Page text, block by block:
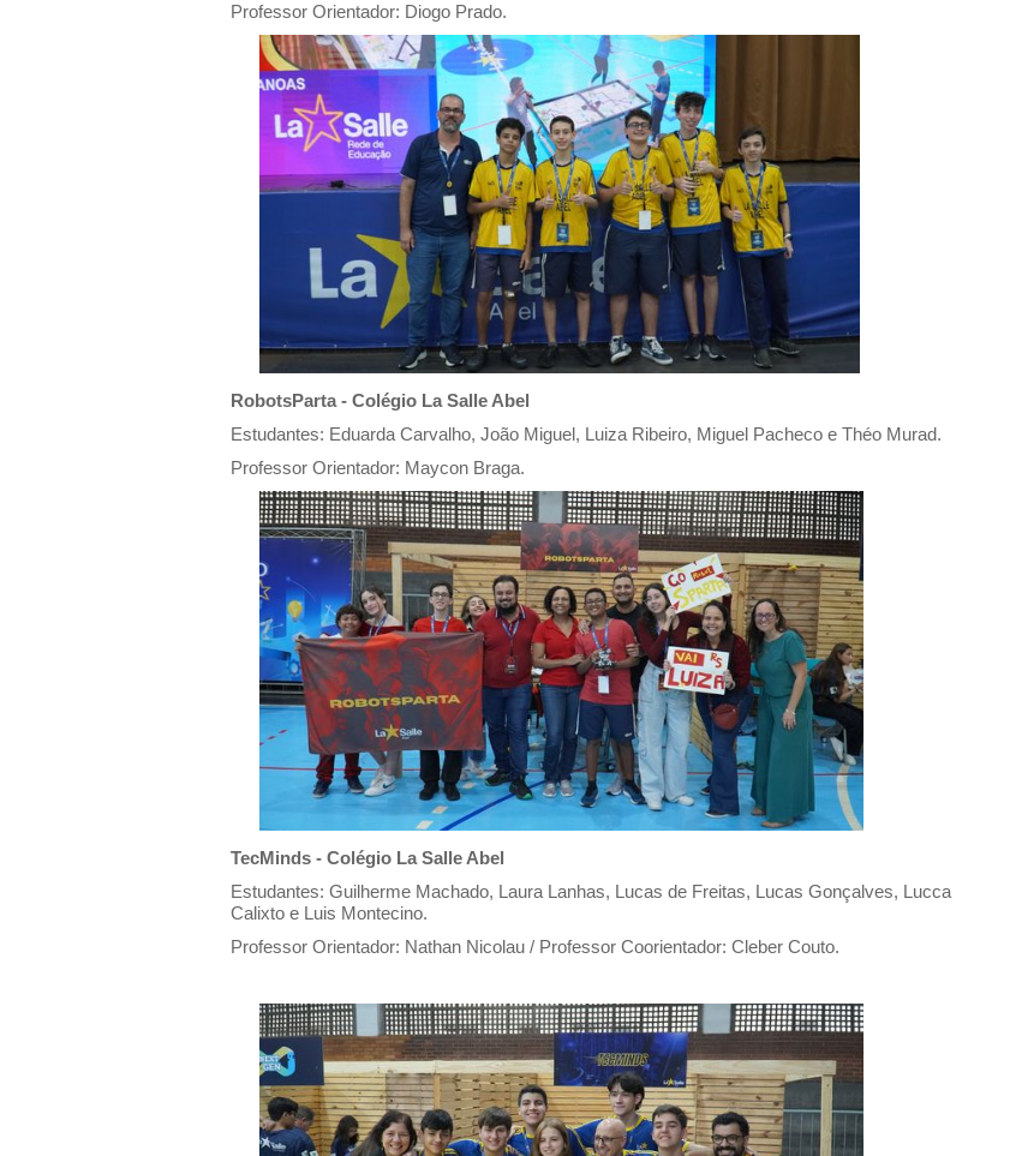
Professor Orientador: Diogo Prado.
RobotsParta - Colégio La Salle Abel
Estudantes: Eduarda Carvalho, João Miguel, Luiza Ribeiro, Miguel Pacheco e Théo Murad.
Professor Orientador: Maycon Braga.
TecMinds - Colégio La Salle Abel
Estudantes: Guilherme Machado, Laura Lanhas, Lucas de Freitas, Lucas Gonçalves, Lucca
Calixto e Luis Montecino.
Professor Orientador: Nathan Nicolau / Professor Coorientador: Cleber Couto.